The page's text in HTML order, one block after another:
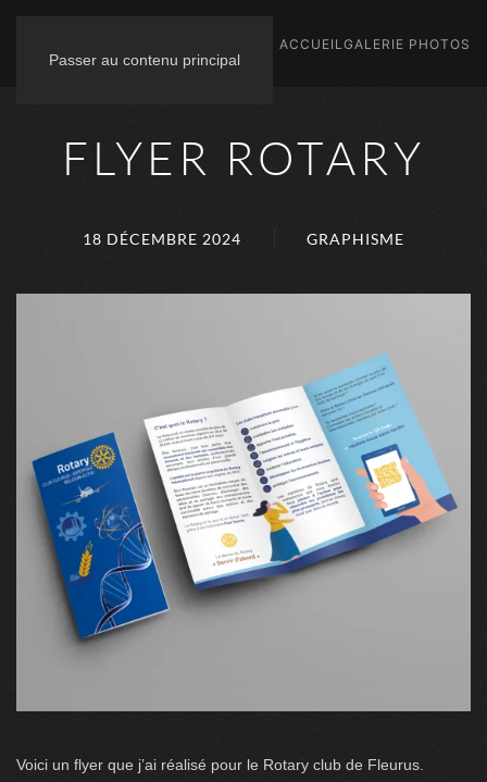
Passer au contenu principal
ACCUEIL GALERIE PHOTOS
FLYER ROTARY
18 DÉCEMBRE 2024 GRAPHISME
Voici un flyer que j’ai réalisé pour le Rotary club de Fleurus.